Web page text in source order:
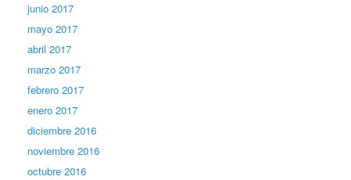
junio 2017
mayo 2017
abril 2017
marzo 2017
febrero 2017
enero 2017
diciembre 2016
noviembre 2016
octubre 2016